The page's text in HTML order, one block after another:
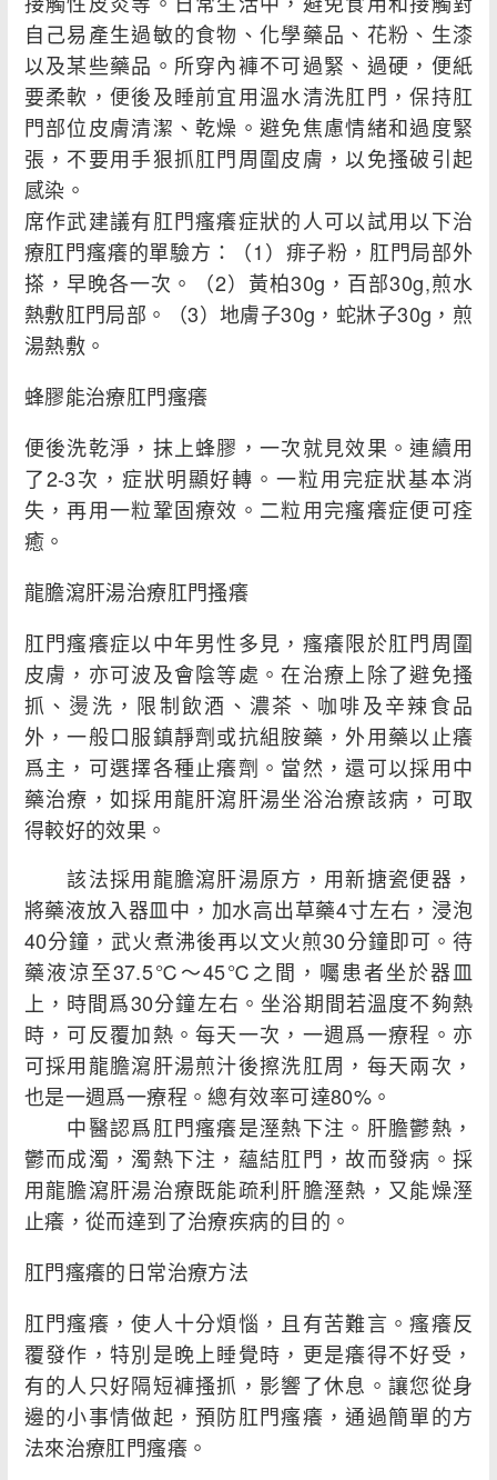
自己易產生過敏的食物、化學藥品、花粉、生漆
以及某些藥品。所穿內褲不可過緊、過硬，便紙
要柔軟，便後及睡前宜用溫水清洗肛門，保持肛
門部位皮膚清潔、乾燥。避免焦慮情緒和過度緊
張，不要用手狠抓肛門周圍皮膚，以免搔破引起
感染。
席作武建議有肛門瘙癢症狀的人可以試用以下治
療肛門瘙癢的單驗方：（1）痱子粉，肛門局部外
搽，早晚各一次。（2）黃柏30g，百部30g,煎水
熱敷肛門局部。（3）地膚子30g，蛇牀子30g，煎
湯熱敷。
蜂膠能治療肛門瘙癢
便後洗乾淨，抹上蜂膠，一次就見效果。連續用
了2-3次，症狀明顯好轉。一粒用完症狀基本消
失，再用一粒鞏固療效。二粒用完瘙癢症便可痊
癒。
龍膽瀉肝湯治療肛門搔癢
肛門瘙癢症以中年男性多見，瘙癢限於肛門周圍
皮膚，亦可波及會陰等處。在治療上除了避免搔
抓、燙洗，限制飲酒、濃茶、咖啡及辛辣食品
外，一般口服鎮靜劑或抗組胺藥，外用藥以止癢
爲主，可選擇各種止癢劑。當然，還可以採用中
藥治療，如採用龍肝瀉肝湯坐浴治療該病，可取
得較好的效果。
該法採用龍膽瀉肝湯原方，用新搪瓷便器，
將藥液放入器皿中，加水高出草藥4寸左右，浸泡
40分鐘，武火煮沸後再以文火煎30分鐘即可。待
藥液涼至37.5℃～45℃之間，囑患者坐於器皿
上，時間爲30分鐘左右。坐浴期間若溫度不夠熱
時，可反覆加熱。每天一次，一週爲一療程。亦
可採用龍膽瀉肝湯煎汁後擦洗肛周，每天兩次，
也是一週爲一療程。總有效率可達80%。
中醫認爲肛門瘙癢是溼熱下注。肝膽鬱熱，
鬱而成濁，濁熱下注，蘊結肛門，故而發病。採
用龍膽瀉肝湯治療既能疏利肝膽溼熱，又能燥溼
止癢，從而達到了治療疾病的目的。
肛門瘙癢的日常治療方法
肛門瘙癢，使人十分煩惱，且有苦難言。瘙癢反
覆發作，特別是晚上睡覺時，更是癢得不好受，
有的人只好隔短褲搔抓，影響了休息。讓您從身
邊的小事情做起，預防肛門瘙癢，通過簡單的方
法來治療肛門瘙癢。